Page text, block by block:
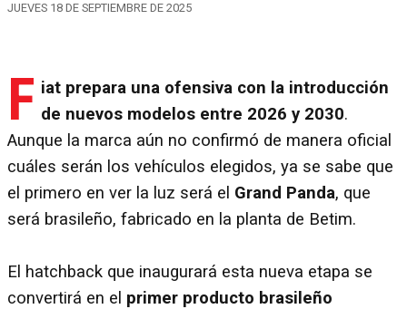
JUEVES 18 DE SEPTIEMBRE DE 2025
F iat prepara una ofensiva con la introducción
de nuevos modelos entre 2026 y 2030.
Aunque la marca aún no confirmó de manera oficial
cuáles serán los vehículos elegidos, ya se sabe que
el primero en ver la luz será el Grand Panda, que
será brasileño, fabricado en la planta de Betim.
El hatchback que inaugurará esta nueva etapa se
convertirá en el primer producto brasileño